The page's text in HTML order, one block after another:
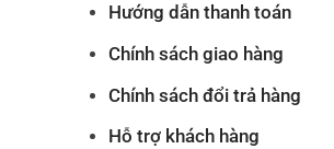
Hướng dẫn thanh toán
Chính sách giao hàng
Chính sách đổi trả hàng
Hỗ trợ khách hàng